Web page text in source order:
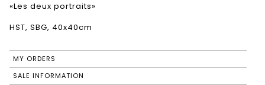
«Les deux portraits»
HST, SBG, 40x40cm
MY ORDERS
SALE INFORMATION